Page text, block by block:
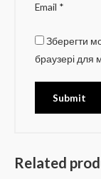
Email *
Зберегти
браузері для
Related